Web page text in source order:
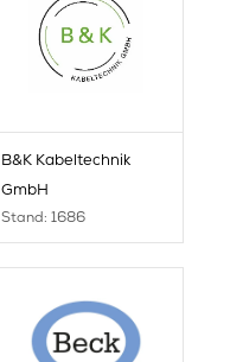
B&K Kabeltechnik
GmbH
Stand: 1686